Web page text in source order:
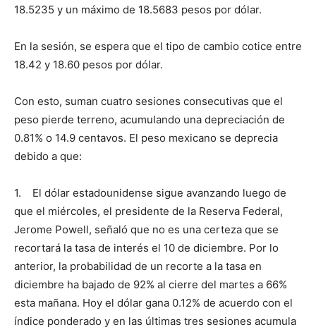
18.5235 y un máximo de 18.5683 pesos por dólar.
En la sesión, se espera que el tipo de cambio cotice entre
18.42 y 18.60 pesos por dólar.
Con esto, suman cuatro sesiones consecutivas que el
peso pierde terreno, acumulando una depreciación de
0.81% o 14.9 centavos. El peso mexicano se deprecia
debido a que:
1. El dólar estadounidense sigue avanzando luego de
que el miércoles, el presidente de la Reserva Federal,
Jerome Powell, señaló que no es una certeza que se
recortará la tasa de interés el 10 de diciembre. Por lo
anterior, la probabilidad de un recorte a la tasa en
diciembre ha bajado de 92% al cierre del martes a 66%
esta mañana. Hoy el dólar gana 0.12% de acuerdo con el
índice ponderado y en las últimas tres sesiones acumula